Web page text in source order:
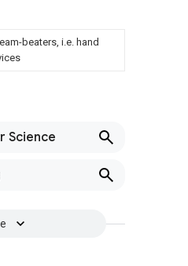
beaters, i.e. hand
Science